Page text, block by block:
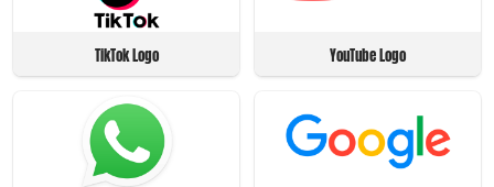
TikTok Logo YouTube Logo